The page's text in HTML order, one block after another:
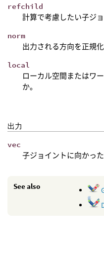
refchild
計算で考慮したい子ジ
norm
出力される方向を正規化
local
ローカル空間またはワ
か。
出力
vec
子ジョイントに向かった
See also